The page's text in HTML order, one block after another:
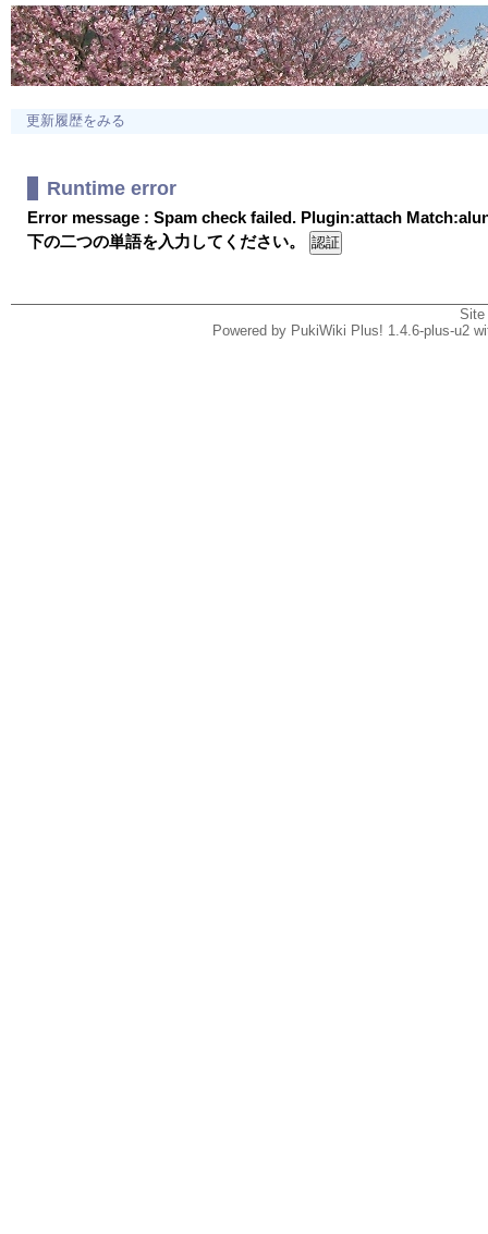
更新履歴をみる
Runtime error
Error message : Spam check failed. Plugin:attach
下の二つの単語を入力してください。
Powered by PukiWiki Plus! 1.4.6-plus-u2